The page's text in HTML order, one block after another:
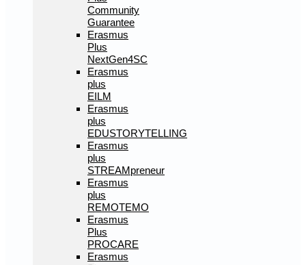
Community
Guarantee
Erasmus
Plus
NextGen4SC
Erasmus
plus
EILM
Erasmus
plus
EDUSTORYTELLING
Erasmus
plus
STREAMpreneur
Erasmus
plus
REMOTEMO
Erasmus
Plus
PROCARE
Erasmus